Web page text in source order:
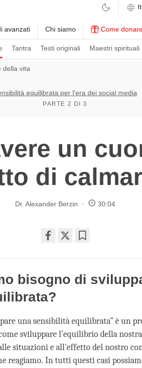
Tantra Testi originali Maestri spirituali
avanzati Chi siamo Come
della vita
equilibrata per l'era dei social media
PARTE 2 DI 3
un
di
Dr. Alexander Berzin 30:04
on
facebook
bisogno di
una sensibilità equilibrata” è un
sviluppare l’equilibrio della
situazioni e all'effetto del nostro
reagiamo. In tutti questi casi